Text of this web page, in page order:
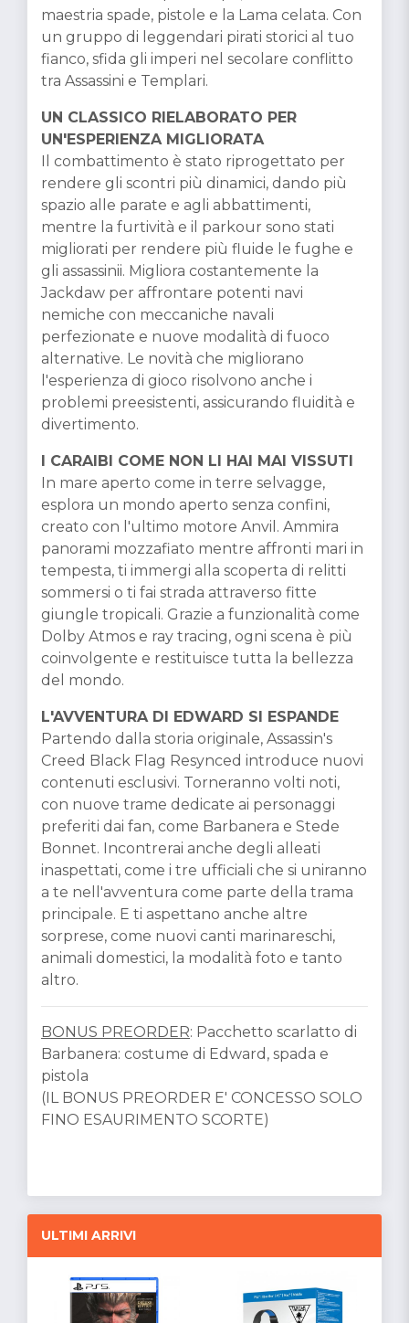
maestria spade, pistole e la Lama celata. Con
un gruppo di leggendari pirati storici al tuo
fianco, sfida gli imperi nel secolare conflitto
tra Assassini e Templari.
UN CLASSICO RIELABORATO PER
UN'ESPERIENZA MIGLIORATA
Il combattimento è stato riprogettato per
rendere gli scontri più dinamici, dando più
spazio alle parate e agli abbattimenti,
mentre la furtività e il parkour sono stati
migliorati per rendere più fluide le fughe e
gli assassinii. Migliora costantemente la
Jackdaw per affrontare potenti navi
nemiche con meccaniche navali
perfezionate e nuove modalità di fuoco
alternative. Le novità che migliorano
l'esperienza di gioco risolvono anche i
problemi preesistenti, assicurando fluidità e
divertimento.
I CARAIBI COME NON LI HAI MAI VISSUTI
In mare aperto come in terre selvagge,
esplora un mondo aperto senza confini,
creato con l'ultimo motore Anvil. Ammira
panorami mozzafiato mentre affronti mari in
tempesta, ti immergi alla scoperta di relitti
sommersi o ti fai strada attraverso fitte
giungle tropicali. Grazie a funzionalità come
Dolby Atmos e ray tracing, ogni scena è più
coinvolgente e restituisce tutta la bellezza
del mondo.
L'AVVENTURA DI EDWARD SI ESPANDE
Partendo dalla storia originale, Assassin's
Creed Black Flag Resynced introduce nuovi
contenuti esclusivi. Torneranno volti noti,
con nuove trame dedicate ai personaggi
preferiti dai fan, come Barbanera e Stede
Bonnet. Incontrerai anche degli alleati
inaspettati, come i tre ufficiali che si uniranno
a te nell'avventura come parte della trama
principale. E ti aspettano anche altre
sorprese, come nuovi canti marinareschi,
animali domestici, la modalità foto e tanto
altro.
BONUS PREORDER: Pacchetto scarlatto di
Barbanera: costume di Edward, spada e
pistola
(IL BONUS PREORDER E' CONCESSO SOLO
FINO ESAURIMENTO SCORTE)
ULTIMI ARRIVI